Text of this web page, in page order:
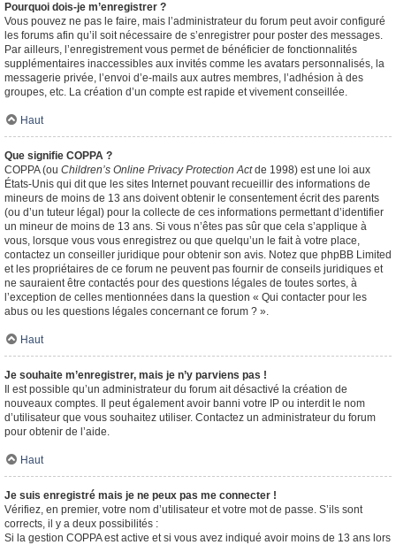
Pourquoi dois-je m’enregistrer ?
Vous pouvez ne pas le faire, mais l’administrateur du forum peut avoir configuré
les forums afin qu’il soit nécessaire de s’enregistrer pour poster des messages.
Par ailleurs, l’enregistrement vous permet de bénéficier de fonctionnalités
supplémentaires inaccessibles aux invités comme les avatars personnalisés, la
messagerie privée, l’envoi d’e-mails aux autres membres, l’adhésion à des
groupes, etc. La création d’un compte est rapide et vivement conseillée.
Haut
Que signifie COPPA ?
COPPA (ou Children’s Online Privacy Protection Actde 1998) est une loi aux
États-Unis qui dit que les sites Internet pouvant recueillir des informations de
mineurs de moins de 13 ans doivent obtenir le consentement écrit des parents
(ou d’un tuteur légal) pour la collecte de ces informations permettant d’identifier
un mineur de moins de 13 ans. Si vous n’êtes pas sûr que cela s’applique à
vous, lorsque vous vous enregistrez ou que quelqu’un le fait à votre place,
contactez un conseiller juridique pour obtenir son avis. Notez que phpBB Limited
et les propriétaires de ce forum ne peuvent pas fournir de conseils juridiques et
ne sauraient être contactés pour des questions légales de toutes sortes, à
l’exception de celles mentionnées dans la question « Qui contacter pour les
abus ou les questions légales concernant ce forum ? ».
Haut
Je souhaite m’enregistrer, mais je n’y parviens pas !
Il est possible qu’un administrateur du forum ait désactivé la création de
nouveaux comptes. Il peut également avoir banni votre IP ou interdit le nom
d’utilisateur que vous souhaitez utiliser. Contactez un administrateur du forum
pour obtenir de l’aide.
Haut
Je suis enregistré mais je ne peux pas me connecter !
Vérifiez, en premier, votre nom d’utilisateur et votre mot de passe. S’ils sont
corrects, il y a deux possibilités :
Si la gestion COPPA est active et si vous avez indiqué avoir moins de 13 ans lors